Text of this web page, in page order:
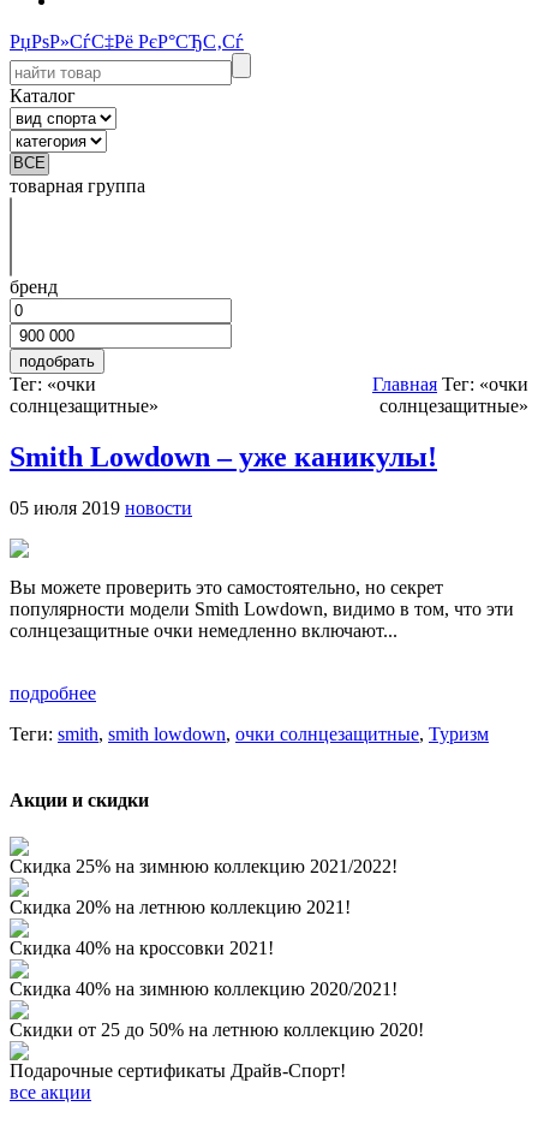
РџРѕР»СѓС‡Рё РєР°СЂС‚Сѓ
Каталог
товарная группа
бренд
Тег: «очки
солнцезащитные»
Главная Тег: «очки
солнцезащитные»
Smith Lowdown – уже каникулы!
05 июля 2019 новости
Вы можете проверить это самостоятельно, но секрет
популярности модели Smith Lowdown, видимо в том, что эти
солнцезащитные очки немедленно включают...
подробнее
Теги: smith, smith lowdown, очки солнцезащитные, Туризм
Акции и скидки
Скидка 25% на зимнюю коллекцию 2021/2022!
Скидка 20% на летнюю коллекцию 2021!
Скидка 40% на кроссовки 2021!
Скидка 40% на зимнюю коллекцию 2020/2021!
Скидки от 25 до 50% на летнюю коллекцию 2020!
Подарочные сертификаты Драйв-Спорт!
все акции